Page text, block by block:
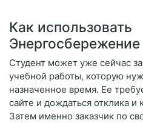
Как использовать
Энергосбережение
Студент может уже сейчас
учебной работы, которую
назначенное время. Ее
сайте и дождаться отклика
Затем именно заказчик по